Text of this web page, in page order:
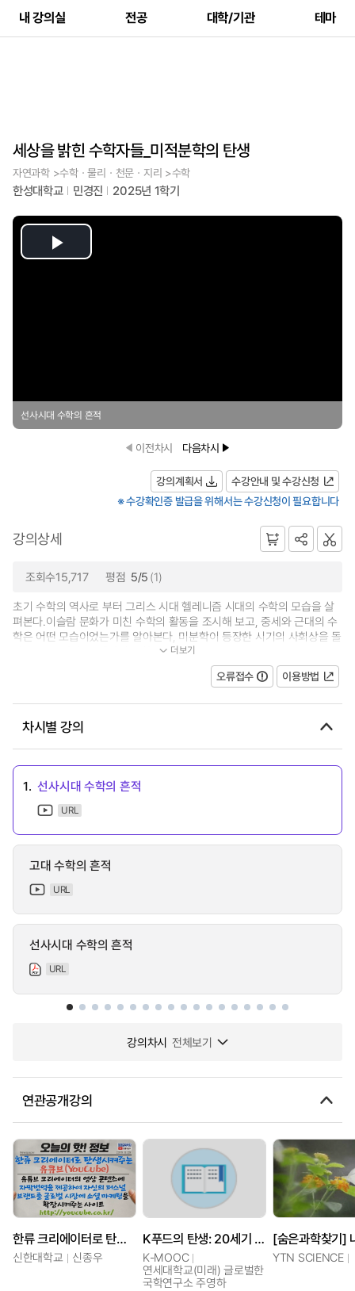
내 강의실 전공 대학/기관 테마
세상을 밝힌 수학자들_미적분학의 탄생
자연과학 >수학ㆍ물리ㆍ천문ㆍ지리 >수학
한성대학교 민경진 2025년 1학기
Play
선사시대 수학의 흔적
이전차시 다음차시
강의계획서
수강안내 및 수강신청
※ 수강확인증 발급을 위해서는 수강신청이 필요합니다
강의상세
조회수15,717 평점 5/5 (1)
초기 수학의 역사로 부터 그리스 시대 헬레니즘 시대의 수학의 모습을 살
펴본다.이슬람 문화가 미친 수학의 활동을 조시해 보고, 중세와 근대의 수
학은 어떤 모습이었는가를 알아본다, 미분학이 등장한 시기의 사회상을 돌
아보고, 18세기, 19세기의 수학...
더보기
오류접수 이용방법
차시별 강의
1. 선사시대 수학의 흔적
URL
고대 수학의 흔적
URL
선사시대 수학의 흔적
URL
강의차시 전체보기
연관공개강의
한류 크리에이터로 탄생시켜주는 유큐브(YouCube)
신한대학교 신종우
K푸드의 탄생: 20세기 한국 음식의 역사
K-MOOC
연세대학교(미래) 글로벌한
국학연구소 주영하
YTN SCIENCE